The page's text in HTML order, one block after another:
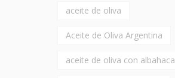
aceite de oliva
Aceite de Oliva Argentina
aceite de oliva con albahaca